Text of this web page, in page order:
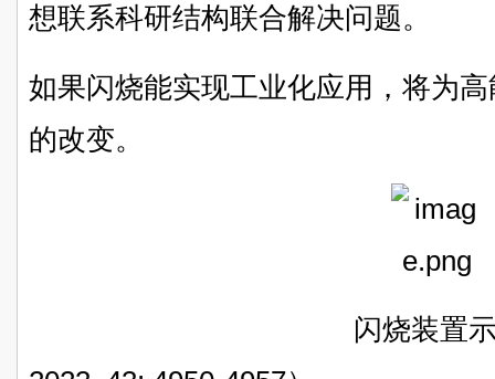
想联系科研结构联合解决问题。
如果闪烧能实现工业化应用，将为
的改变。
闪烧装置示意